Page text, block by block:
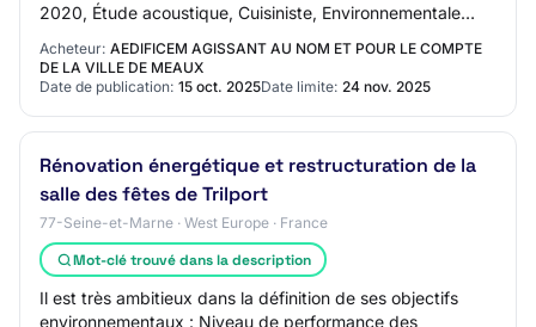
2020, Étude acoustique, Cuisiniste, Environnementale
Acheteur: AEDIFICEM AGISSANT AU NOM ET POUR LE COMPTE
DE LA VILLE DE MEAUX
Date de publication: 15 oct. 2025Date limite: 24 nov. 2025
Rénovation énergétique et restructuration de la
salle des fêtes de Trilport
77-Seine-et-Marne · West Europe · France
Mot-clé trouvé dans la description
Il est très ambitieux dans la définition de ses objectifs
environnementaux : Niveau de performance des